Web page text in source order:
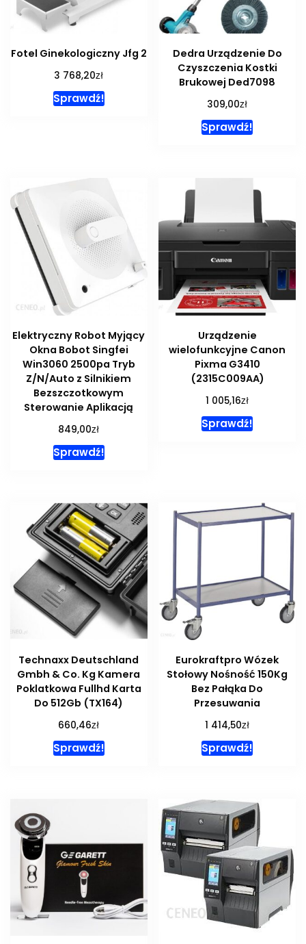
Fotel Ginekologiczny Jfg 2
3 768,20zł
Sprawdź!
Dedra Urządzenie Do
Czyszczenia Kostki
Brukowej Ded7098
309,00zł
Sprawdź!
Elektryczny Robot Myjący
Okna Bobot Singfei
Win3060 2500pa Tryb
Z/N/Auto z Silnikiem
Bezszczotkowym
Sterowanie Aplikacją
849,00zł
Sprawdź!
Urządzenie
wielofunkcyjne Canon
Pixma G3410
(2315C009AA)
1 005,16zł
Sprawdź!
Technaxx Deutschland
Gmbh & Co. Kg Kamera
Poklatkowa Fullhd Karta
Do 512Gb (TX164)
660,46zł
Sprawdź!
Eurokraftpro Wózek
Stołowy Nośność 150Kg
Bez Pałąka Do
Przesuwania
1 414,50zł
Sprawdź!